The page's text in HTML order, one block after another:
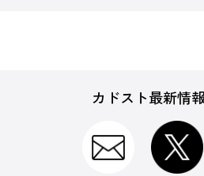
カドスト最新情